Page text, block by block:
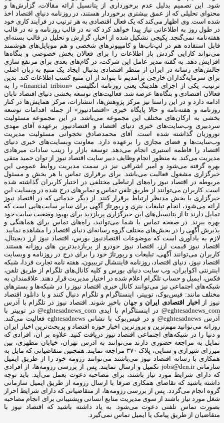
شود. این تصمیم بدلیل عدم برخورداری از پتانسیل ارائه مقالات، گزارش‌ها و
محتوای تحلیلی که از عمق بیشتری برخوردار هستند، در روزنامه دنیای اقتصاد اخذ
شده است. وی اظهار می‌کند که یک فعال اقتصادی به هر ترتیب در فرآیند کاری خود
در طول روز به اطلاعاتی نیاز پیدا خواهد کرد که نه در قالب روزنامه و نه در قالب
هفته‌نامه نمی‌گنجد. پکیجی تشکیل شده از اخبار، گزارش و تحلیل در قالب بسته‌ای
قابل استفاده هم در لپ‌تاب‌ها و کامپیوترهای شخصی و هم موبایل‌های هوشمند
می‌تواند کارایی گردش باز اطلاعات را برای فعالان بخش خصوصی و بنگاه‌ها
افزایش دهد. به گفته مدیر عامل این شرکت، در گام‌های بعدی برای مرتفع سازی
چالش‌های رسانه در ایران از منظر اقتصادی بدنبال ایجاد یک منبع به زبان اصلی
برای سرمایه‌گذاران خارجی برآمدیم تا بتواند از آن منبع کسب اطلاعات کند. بدین
ترتیب، یکی از اجزای هلدینگ یعنی روزنامه انگلیسی «financial tribion» را به
فعالان اقتصادی و بنگاه‌ها عرضه شد. فعالیت‌های توسعه بخشی دنیای اقتصاد تابان
ادامه دارد و در این راستا نیز مرکز پژوهش‌ها، انتشارات، مرکز همایش‌ها در کنار
روزنامه و هفته‌نامه و حالا پایگاه خبری «اقتصادنیوز» از جمله اقدامات توسعه
بخشی به ارکان‌های مختلف این مجموعه می‌باشد. در این مجموعه مسئولیت
سردبیری وب‌سایت‌های خبری دنیای اقتصاد و اقتصادنیوز برعهده آقای مهدی
نوروزیان گذاشته شده است. آقای محمدصادق نخجوانی مسئولیت مدیریت
وب‌سایت‌ها و فضای مجازی را برعهده دارد. معاونت وبسایت‌های خبری دنیای
اقتصاد را فاطمه استیری انجام می‌دهد. توسعه بازار را زینب سادات میرهادی
مدیریت می‌کند. به منظور انجام وظایف دبیر سایت اقتصاد نیوز از توان حمید متقی
بهره گرفته می‌شود و امیر اشراقی نیز در سمت مدیریت روابط عمومی این
خبرگزاری مشغول فعالیت می‌باشد. برای برقراری تماس با هر بخش و مسئول
مربوطه در اقتصاد نیوز راه‌های ارتباطی مختلفی در اختیار کاربران گذاشته شده
است. کاربران می‌توانند از طریق تلفن تماس و نمابرهای درج شده در وبسایت این
خبرگزاری با بخش مدنظر ارتباط برقرار کنند. از دیگر خدماتی که در اقتصاد نیوز
ارائه می‌شود، انجام تبلیغات بنری و رپورتاژ آگهی برای سایر سایت‌هایی است که
تمایل دارند تا از پتانسیل‌های این خبرگزاری پربازدید برای بهبود وضعیت سایت خود
بهره ببرند. در صفحه تماس با شما می‌توانید، راه‌های تماس برای هماهنگی و
پذیرش آگهی را در بخش‌های مختلف گروه رسانه‌ای دنیای اقتصاد را مشاهده نمایید.
لازم به یادآوری است که موضوعات اقتصادنیوز بورس، اقتصاد نیوز ارز دیجیتال،
اقتصاد نیوز قیمت ارز، اقتصاد نیوز خودرو از پربازدیدترین های روزانه هستند.
کاربران می‌توانند آگهی، تبلیغات و رپورتاژ خود را برای درج در روزنامه و وبسایت
اقتصاد نیوز، دنیای اقتصاد، روزنامه فایننشال تریبیون، هفته نامه تجارت فردا، شبکه
اینترنتی اکوایران، وب سایت دنیای بورس و کلیه کانال‌های تلگرام از طریق تلفن،
فکس، ایمیل و حساب تلگرام اعلام شده در اختیار مدیریت قرار دهند. علاقمندان به
شبکه‎‌های اجتماعی نیز می‌توانند کانال خبری اقتصاد نیوز را در شبکه‌ها و بسترهای
مختلف مانند: فیس‌بوک، توییتر، اینستاگرام و تلگرام دنبال کنند و با دانلود اقتصاد
نیوز از
اخبار اقتصادی ایران و جهان باخبر شوند. اقتصاد نیوز در تلگرام با آدرس
eghtesadnews_com@ در اینستاگرام با آیدی eghtesadnews_com@ در توییتر با
آدرس eghtesadnews@ و در فیس‌بوک با نشانی eghtesadnews فعالیت می‌کند.
روزانه می‌توانید مهم‌ترین و بروزترین اخبار حوزه اقتصاد و پربحث‌ترین اخبار ایران
و دنیا را در شبکه‌های اجتماعی اقتصاد نیوز دریافت کنید. علاوه بر آن، افرادی که
تمایل به مراجعه حضوری دارند می‌توانند به آدرس تهران، خیابان مطهری، بین
میرزای شیرازی و سنایی، پلاک ۳۷۰ مراجعه نمایند. همچنین متقاضیانی که مایل به
همکاری با رسانه‌ اقتصاد نیوز می‌باشند می‌توانند رزومه خود را از طریق ایمیل
سازمانی jobs@den.ir تکمیل و ارسال نمایند. پس از بررسی رزومه‌ها، از افرادی
که دارای شرایط مورد نیاز باشند، برای مصاحبه دعوت بعمل می‌آید. باید توجه
داشته باشید که تقاضای همکاری صرفا با ارسال رزومه از طریق ایمیل سازمانی
گروه انجام می‌گردد. پس از بررسی رزومه‌ها، از متقاضیانی که دارای شرایط احراز
شغل مورد نیاز باشند از سوی مدیریت منابع انسانی وپشتیبانی برای انجام مصاحبه
بصورت تماس تلفنی دعوت می‌شود. به یاد داشته باشید که اقتصاد نیوز با
متقاضیان از طریق پیامک یا ایمیل تماس نمی‌گیرد.